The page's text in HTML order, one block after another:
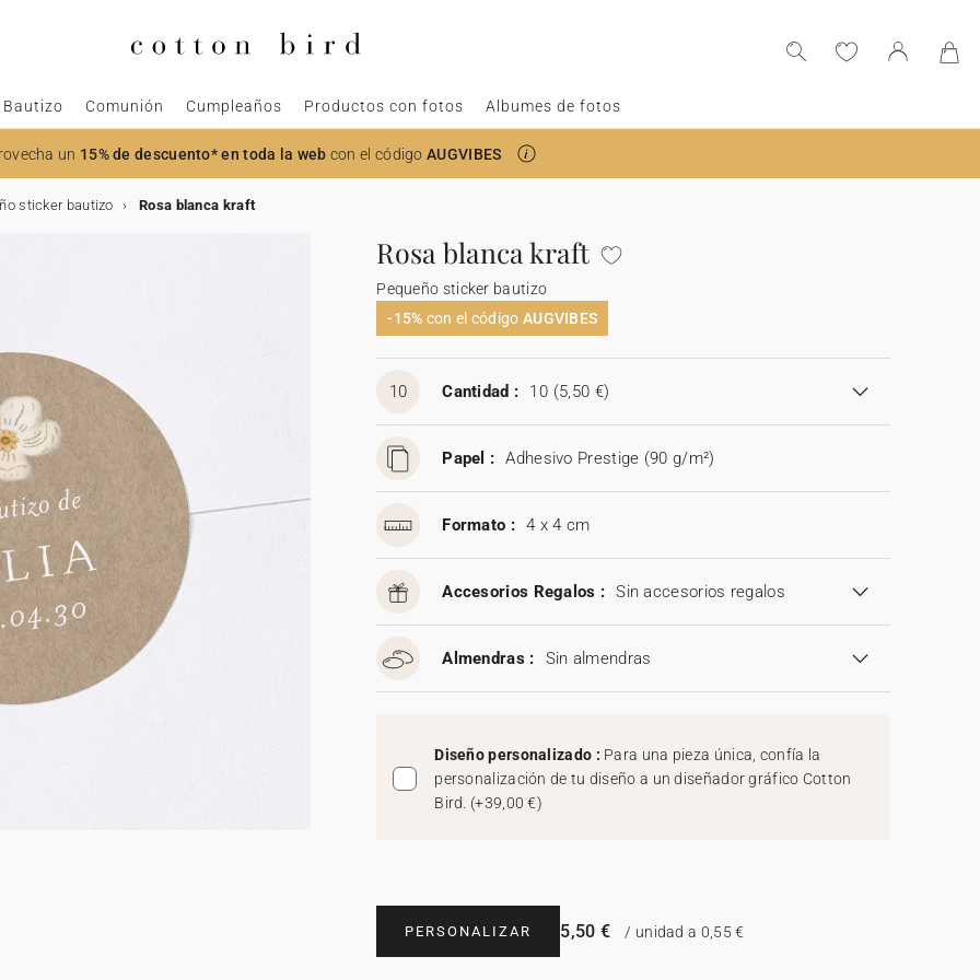
Bautizo Comunión Cumpleaños Productos con fotos Albumes de fotos
un 15% de descuento* en toda la web con el códigoAUGVIBES
sticker bautizo Rosa blanca kraft
Rosa blanca kraft
Pequeño sticker bautizo
-15% con el código AUGVIBES
10 Cantidad : 10 (5,50 €)
Papel : Adhesivo Prestige (90 g/m²)
Formato : 4 x 4 cm
Accesorios Regalos : Sin accesorios regalos
Almendras : Sin almendras
Diseño personalizado : Para una pieza única, confía la
personalización de tu diseño a un diseñador gráfico Cotton
Bird. (+39,00 €)
PERSONALIZAR 5,50 € / unidad a 0,55 €